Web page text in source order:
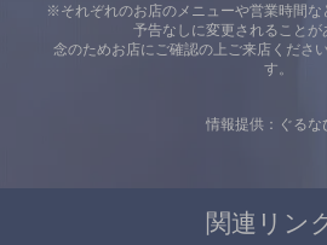
※それぞれのお店のメニューや営業時間な
予告なしに変更されることが
念のためお店にご確認の上ご来店くださ
す。
情報提供：ぐるな
関連リン